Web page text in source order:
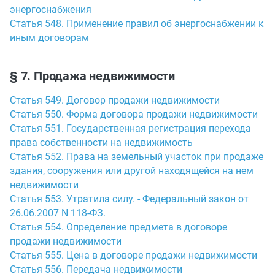
энергоснабжения
Статья 548. Применение правил об энергоснабжении к
иным договорам
§ 7. Продажа недвижимости
Статья 549. Договор продажи недвижимости
Статья 550. Форма договора продажи недвижимости
Статья 551. Государственная регистрация перехода
права собственности на недвижимость
Статья 552. Права на земельный участок при продаже
здания, сооружения или другой находящейся на нем
недвижимости
Статья 553. Утратила силу. - Федеральный закон от
26.06.2007 N 118-ФЗ.
Статья 554. Определение предмета в договоре
продажи недвижимости
Статья 555. Цена в договоре продажи недвижимости
Статья 556. Передача недвижимости